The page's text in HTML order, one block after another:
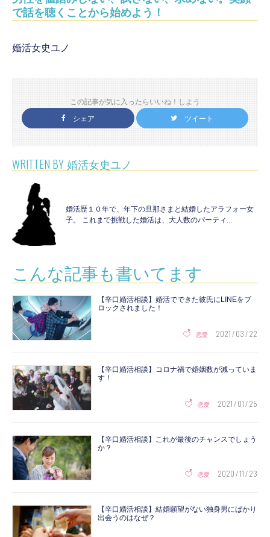
で話を聴くことから始めよう！
婚活女史ユノ
この記事が気に入ったらいいね！しよう
シェア
ツイート
WRITTEN BY 婚活女史ユノ
婚活歴１０年で、年下の旦那さまと結婚したアラフォー女
子。 これまで挑戦した婚活は、大人数のパーティ...
こんな記事も書いてます
【辛口婚活相談】婚活でできた彼氏にLINEをブ
ロックされました！
恋愛 2021 / 03 / 22
【辛口婚活相談】コロナ禍で婚姻数が減っていま
す！
恋愛 2021 / 01 / 25
【辛口婚活相談】これが最後のチャンスでしょう
か？
恋愛 2020 / 11 / 23
【辛口婚活相談】結婚願望がない独身男にばかり
出会うのはなぜ？